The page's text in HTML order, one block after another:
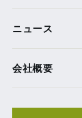
ニュース
会社概要